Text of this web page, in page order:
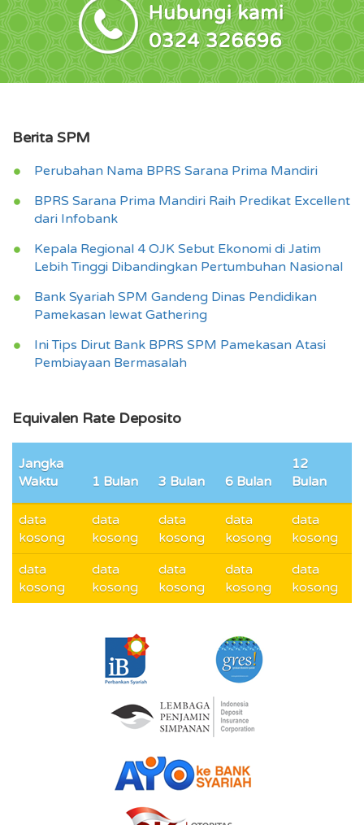
Berita SPM
Perubahan Nama BPRS Sarana Prima Mandiri
BPRS Sarana Prima Mandiri Raih Predikat Excellent
dari Infobank
Kepala Regional 4 OJK Sebut Ekonomi di Jatim
Lebih Tinggi Dibandingkan Pertumbuhan Nasional
Bank Syariah SPM Gandeng Dinas Pendidikan
Pamekasan lewat Gathering
Ini Tips Dirut Bank BPRS SPM Pamekasan Atasi
Pembiayaan Bermasalah
Equivalen Rate Deposito
Jangka
Waktu
1 Bulan 3 Bulan 6 Bulan
12
Bulan
data
kosong
data
kosong
data
kosong
data
kosong
data
kosong
data
kosong
data
kosong
data
kosong
data
kosong
data
kosong